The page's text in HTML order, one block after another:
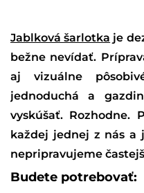
Jablková šarlotka je
bežne nevídať.
aj vizuálne
jednoduchá a
vyskúšať. Rozhodne.
každej jednej z nás a
nepripravujeme
Budete potrebovať: